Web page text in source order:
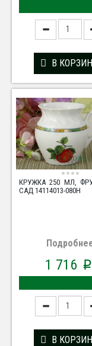
В
КРУЖКА 250 МЛ,
САД 14114013-080H
1 716 p
В